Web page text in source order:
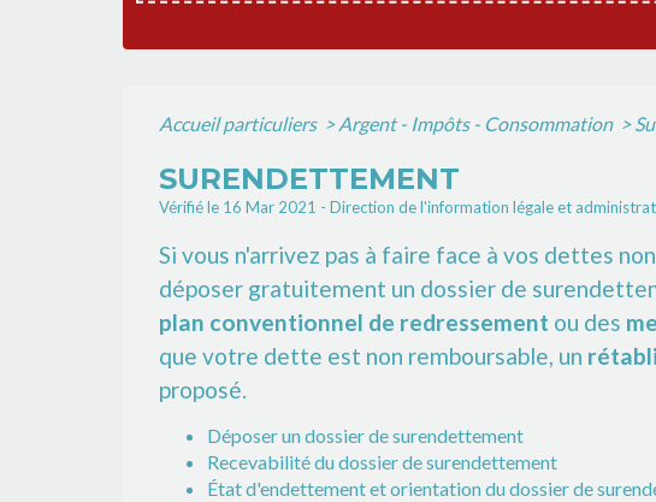
Accueil particuliers > Argent - Impôts - Consommation >
SURENDETTEMENT
Vérifié le 16 Mar 2021 - Direction de l'information légale et
Si vous n'arrivez pas à faire face à vos dettes
déposer gratuitement un dossier de
plan conventionnel de redressement ou des
que votre dette est non remboursable, un
proposé.
Déposer un dossier de surendettement
Recevabilité du dossier de surendettement
État d'endettement et orientation du dossier de